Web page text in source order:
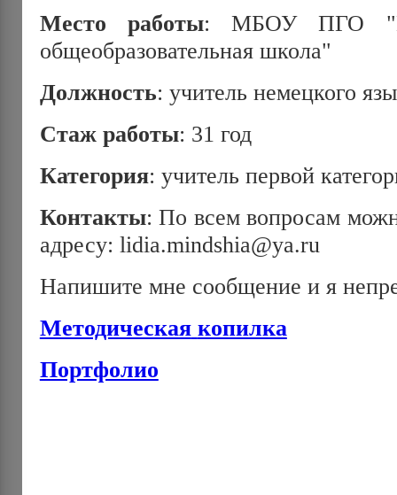
Место
работы: МБОУ ПГО
общеобразовательная школа"
Должность: учитель немецкого
Стаж работы: 31 год
Категория: учитель первой
Контакты: По всем вопросам
адресу: lidia.mindshia@ya.ru
Напишите мне сообщение и я
Методическая копилка
Портфолио